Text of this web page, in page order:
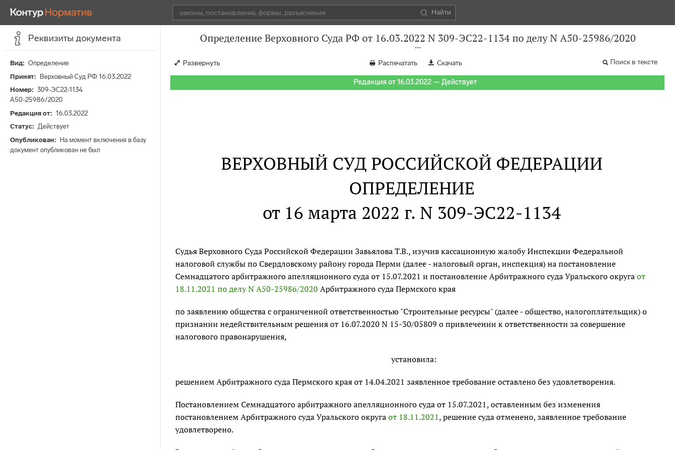
Найти
Реквизиты документа
Вид
Определение
Принят
Верховный Суд РФ 16.03.2022
Номер
309-ЭС22-1134
А50-25986/2020
Редакция от
16.03.2022
Статус
Действует
Опубликован
На момент включения в базу
документ опубликован не был
Определение Верховного Суда РФ от 16.03.2022 N 309-ЭС22-1134 по делу N А50-25986/2020
Развернуть Распечатать Скачать Поиск в тексте
Редакция от 16.03.2022 — Действует
ВЕРХОВНЫЙ СУД РОССИЙСКОЙ ФЕДЕРАЦИИ
ОПРЕДЕЛЕНИЕ
от 16 марта 2022 г. N 309-ЭС22-1134
Судья Верховного Суда Российской Федерации Завьялова Т.В., изучив кассационную жалобу Инспекции Федеральной
налоговой службы по Свердловскому району города Перми (далее - налоговый орган, инспекция) на постановление
Семнадцатого арбитражного апелляционного суда от 15.07.2021 и постановление Арбитражного суда Уральского округа от
18.11.2021 по делу N А50-25986/2020 Арбитражного суда Пермского края
по заявлению общества с ограниченной ответственностью "Строительные ресурсы" (далее - общество, налогоплательщик) о
признании недействительным решения от 16.07.2020 N 15-30/05809 о привлечении к ответственности за совершение
налогового правонарушения,
установила:
решением Арбитражного суда Пермского края от 14.04.2021 заявленное требование оставлено без удовлетворения.
Постановлением Семнадцатого арбитражного апелляционного суда от 15.07.2021, оставленным без изменения
постановлением Арбитражного суда Уральского округа от 18.11.2021 , решение суда отменено, заявленное требование
удовлетворено.